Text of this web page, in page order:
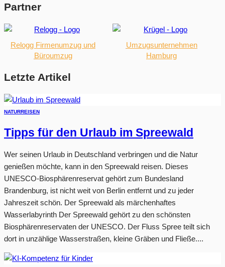
Partner
Relogg Firmenumzug und
Büroumzug
Umzugsunternehmen
Hamburg
Letzte Artikel
NATURREISEN
Tipps für den Urlaub im Spreewald
Wer seinen Urlaub in Deutschland verbringen und die Natur
genießen möchte, kann in den Spreewald reisen. Dieses
UNESCO-Biosphärenreservat gehört zum Bundesland
Brandenburg, ist nicht weit von Berlin entfernt und zu jeder
Jahreszeit schön. Der Spreewald als märchenhaftes
Wasserlabyrinth Der Spreewald gehört zu den schönsten
Biosphärenreservaten der UNESCO. Der Fluss Spree teilt sich
dort in unzählige Wasserstraßen, kleine Gräben und Fließe....